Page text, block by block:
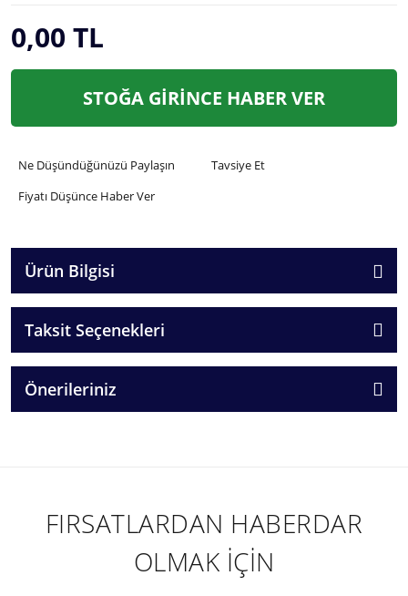
0,00 TL
STOĞA GİRİNCE HABER VER
Ne Düşündüğünüzü Paylaşın
Tavsiye Et
Fiyatı Düşünce Haber Ver
Ürün Bilgisi
Taksit Seçenekleri
Önerileriniz
FIRSATLARDAN HABERDAR
OLMAK İÇİN